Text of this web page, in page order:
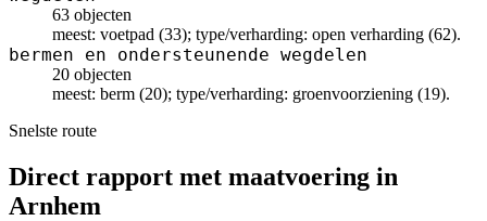
63 objecten
meest: voetpad (33); type/verharding: open verharding (62).
bermen en ondersteunende wegdelen
20 objecten
meest: berm (20); type/verharding: groenvoorziening (19).
Snelste route
Direct rapport met maatvoering in
Arnhem